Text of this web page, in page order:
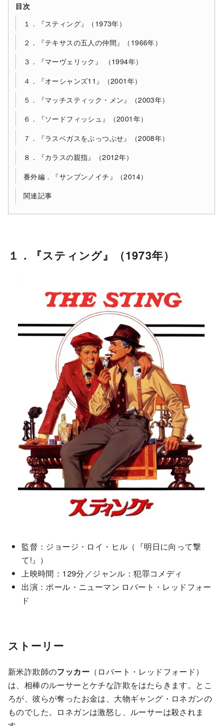
目次
１．『スティング』（1973年）
２．『テキサスの五人の仲間』（1966年）
３．『マーヴェリック』 （1994年）
４．『オーシャンズ11』（2001年）
５．『マッチスティック・メン』（2003年）
６．『ソードフィッシュ』（2001年）
７．『ラスベガスをぶっつぶせ』（2008年）
８．『カラスの親指』（2012年）
番外編．『サンブンノイチ』（2014）
関連記事
１．『スティング』（1973年）
監督：ジョージ・ロイ・ヒル（『明日に向って撃
て!』）
上映時間：129分／ジャンル：犯罪コメディ
出演：ポール・ニューマン ロバート・レッドフォー
ド
ストーリー
新米詐欺師のフッカー （ロバート・レッドフォード）
は、相棒のルーサーとケチな詐欺をはたらきます。とこ
ろが、彼らが奪ったお金は、大物ギャング・ロネガンの
ものでした。ロネガンは激怒し、ルーサーは殺されま